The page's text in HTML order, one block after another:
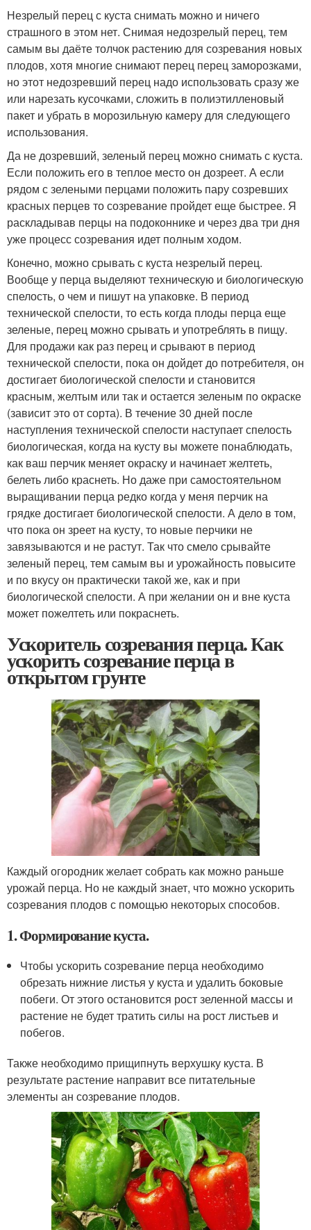
Незрелый перец с куста снимать можно и ничего
страшного в этом нет. Снимая недозрелый перец, тем
самым вы даёте толчок растению для созревания новых
плодов, хотя многие снимают перец перец заморозками,
но этот недозревший перец надо использовать сразу же
или нарезать кусочками, сложить в полиэтилленовый
пакет и убрать в морозильную камеру для следующего
использования.
Да не дозревший, зеленый перец можно снимать с куста.
Если положить его в теплое место он дозреет. А если
рядом с зелеными перцами положить пару созревших
красных перцев то созревание пройдет еще быстрее. Я
раскладывав перцы на подоконнике и через два три дня
уже процесс созревания идет полным ходом.
Конечно, можно срывать с куста незрелый перец.
Вообще у перца выделяют техническую и биологическую
спелость, о чем и пишут на упаковке. В период
технической спелости, то есть когда плоды перца еще
зеленые, перец можно срывать и употреблять в пищу.
Для продажи как раз перец и срывают в период
технической спелости, пока он дойдет до потребителя, он
достигает биологической спелости и становится
красным, желтым или так и остается зеленым по окраске
(зависит это от сорта). В течение 30 дней после
наступления технической спелости наступает спелость
биологическая, когда на кусту вы можете понаблюдать,
как ваш перчик меняет окраску и начинает желтеть,
белеть либо краснеть. Но даже при самостоятельном
выращивании перца редко когда у меня перчик на
грядке достигает биологической спелости. А дело в том,
что пока он зреет на кусту, то новые перчики не
завязываются и не растут. Так что смело срывайте
зеленый перец, тем самым вы и урожайность повысите
и по вкусу он практически такой же, как и при
биологической спелости. А при желании он и вне куста
может пожелтеть или покраснеть.
Ускоритель созревания перца. Как
ускорить созревание перца в
открытом грунте
Каждый огородник желает собрать как можно раньше
урожай перца. Но не каждый знает, что можно ускорить
созревания плодов с помощью некоторых способов.
1. Формирование куста.
Чтобы ускорить созревание перца необходимо
обрезать нижние листья у куста и удалить боковые
побеги. От этого остановится рост зеленной массы и
растение не будет тратить силы на рост листьев и
побегов.
Также необходимо прищипнуть верхушку куста. В
результате растение направит все питательные
элементы ан созревание плодов.